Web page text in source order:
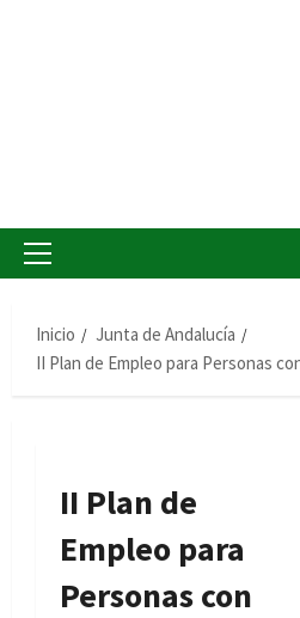
Menú
Inicio
Junta de Andalucía
II Plan de Empleo para Personas
II Plan de
Empleo para
Personas con